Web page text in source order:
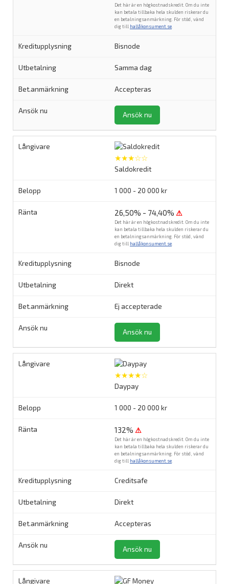
Det här är en högkostnadskredit. Om du inte
kan betala tillbaka hela skulden riskerar du
en betalningsanmärkning. För stöd, vänd
dig till hallåkonsument.se
Bisnode
Samma dag
Accepteras
Ansök nu
★★★☆☆
Saldokredit
1 000 - 20 000 kr
26,50% - 74,40% ⚠
Det här är en högkostnadskredit. Om du inte
kan betala tillbaka hela skulden riskerar du
en betalningsanmärkning. För stöd, vänd
dig till hallåkonsument.se
Bisnode
Direkt
Ej accepterade
Ansök nu
★★★★☆
Daypay
1 000 - 20 000 kr
132% ⚠
Det här är en högkostnadskredit. Om du inte
kan betala tillbaka hela skulden riskerar du
en betalningsanmärkning. För stöd, vänd
dig till hallåkonsument.se
Creditsafe
Direkt
Accepteras
Ansök nu